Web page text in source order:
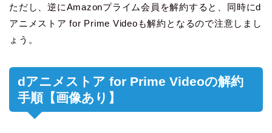
ただし、逆にAmazonプライム会員を解約すると、同時にd
アニメストア for Prime Videoも解約となるので注意しまし
ょう。
dアニメストア for Prime Videoの解約
手順【画像あり】